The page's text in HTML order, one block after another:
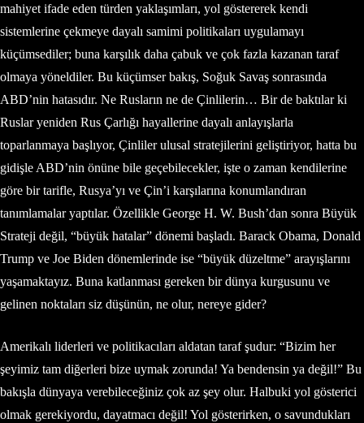
mahiyet ifade eden türden yaklaşımları, yol göstererek kendi
sistemlerine çekmeye dayalı samimi politikaları uygulamayı
küçümsediler; buna karşılık daha çabuk ve çok fazla kazanan taraf
olmaya yöneldiler. Bu küçümser bakış, Soğuk Savaş sonrasında
ABD’nin hatasıdır. Ne Rusların ne de Çinlilerin… Bir de baktılar ki
Ruslar yeniden Rus Çarlığı hayallerine dayalı anlayışlarla
toparlanmaya başlıyor, Çinliler ulusal stratejilerini geliştiriyor, hatta bu
gidişle ABD’nin önüne bile geçebilecekler, işte o zaman kendilerine
göre bir tarifle, Rusya’yı ve Çin’i karşılarına konumlandıran
tanımlamalar yaptılar. Özellikle George H. W. Bush’dan sonra Büyük
Strateji değil, “büyük hatalar” dönemi başladı. Barack Obama, Donald
Trump ve Joe Biden dönemlerinde ise “büyük düzeltme” arayışlarını
yaşamaktayız. Buna katlanması gereken bir dünya kurgusunu ve
gelinen noktaları siz düşünün, ne olur, nereye gider?
Amerikalı liderleri ve politikacıları aldatan taraf şudur: “Bizim her
şeyimiz tam diğerleri bize uymak zorunda! Ya bendensin ya değil!” Bu
bakışla dünyaya verebileceğiniz çok az şey olur. Halbuki yol gösterici
olmak gerekiyordu, dayatmacı değil! Yol gösterirken, o savundukları